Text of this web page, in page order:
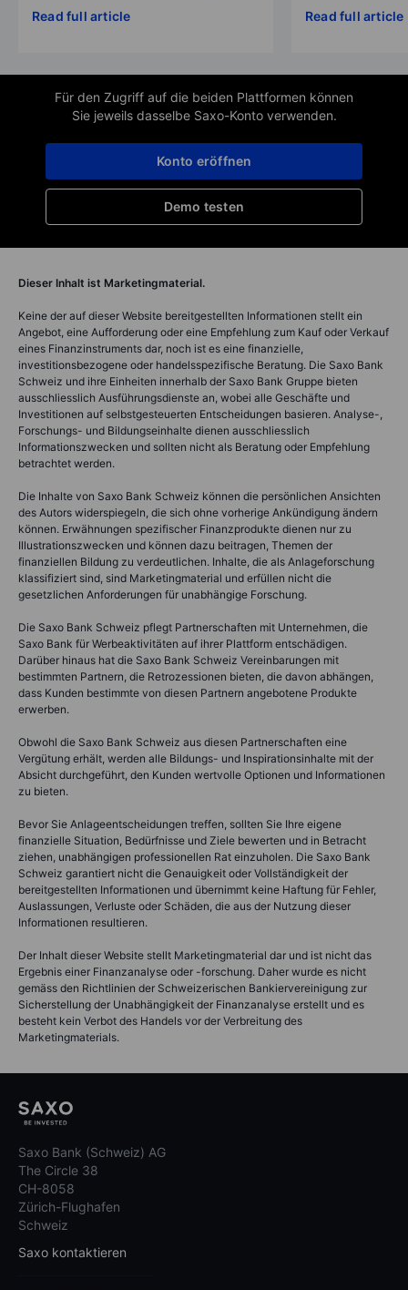
Read full article
Read full article
Für den Zugriff auf die beiden Plattformen können
Sie jeweils dasselbe Saxo-Konto verwenden.
Demo testen
Konto eröffnen
Dieser Inhalt ist Marketingmaterial.
Keine der auf dieser Website bereitgestellten Informationen stellt ein
Angebot, eine Aufforderung oder eine Empfehlung zum Kauf oder Verkauf
eines Finanzinstruments dar, noch ist es eine finanzielle,
investitionsbezogene oder handelsspezifische Beratung. Die Saxo Bank
Schweiz und ihre Einheiten innerhalb der Saxo Bank Gruppe bieten
ausschliesslich Ausführungsdienste an, wobei alle Geschäfte und
Investitionen auf selbstgesteuerten Entscheidungen basieren. Analyse-,
Forschungs- und Bildungseinhalte dienen ausschliesslich
Informationszwecken und sollten nicht als Beratung oder Empfehlung
betrachtet werden.
Die Inhalte von Saxo Bank Schweiz können die persönlichen Ansichten
des Autors widerspiegeln, die sich ohne vorherige Ankündigung ändern
können. Erwähnungen spezifischer Finanzprodukte dienen nur zu
Illustrationszwecken und können dazu beitragen, Themen der
finanziellen Bildung zu verdeutlichen. Inhalte, die als Anlageforschung
klassifiziert sind, sind Marketingmaterial und erfüllen nicht die
gesetzlichen Anforderungen für unabhängige Forschung.
Die Saxo Bank Schweiz pflegt Partnerschaften mit Unternehmen, die
Saxo Bank für Werbeaktivitäten auf ihrer Plattform entschädigen.
Darüber hinaus hat die Saxo Bank Schweiz Vereinbarungen mit
bestimmten Partnern, die Retrozessionen bieten, die davon abhängen,
dass Kunden bestimmte von diesen Partnern angebotene Produkte
erwerben.
Obwohl die Saxo Bank Schweiz aus diesen Partnerschaften eine
Vergütung erhält, werden alle Bildungs- und Inspirationsinhalte mit der
Absicht durchgeführt, den Kunden wertvolle Optionen und Informationen
zu bieten.
Bevor Sie Anlageentscheidungen treffen, sollten Sie Ihre eigene
finanzielle Situation, Bedürfnisse und Ziele bewerten und in Betracht
ziehen, unabhängigen professionellen Rat einzuholen. Die Saxo Bank
Schweiz garantiert nicht die Genauigkeit oder Vollständigkeit der
bereitgestellten Informationen und übernimmt keine Haftung für Fehler,
Auslassungen, Verluste oder Schäden, die aus der Nutzung dieser
Informationen resultieren.
Der Inhalt dieser Website stellt Marketingmaterial dar und ist nicht das
Ergebnis einer Finanzanalyse oder -forschung. Daher wurde es nicht
gemäss den Richtlinien der Schweizerischen Bankiervereinigung zur
Sicherstellung der Unabhängigkeit der Finanzanalyse erstellt und es
besteht kein Verbot des Handels vor der Verbreitung des
Marketingmaterials.
Saxo Bank (Schweiz) AG
The Circle 38
CH-8058
Zürich-Flughafen
Schweiz
Saxo kontaktieren